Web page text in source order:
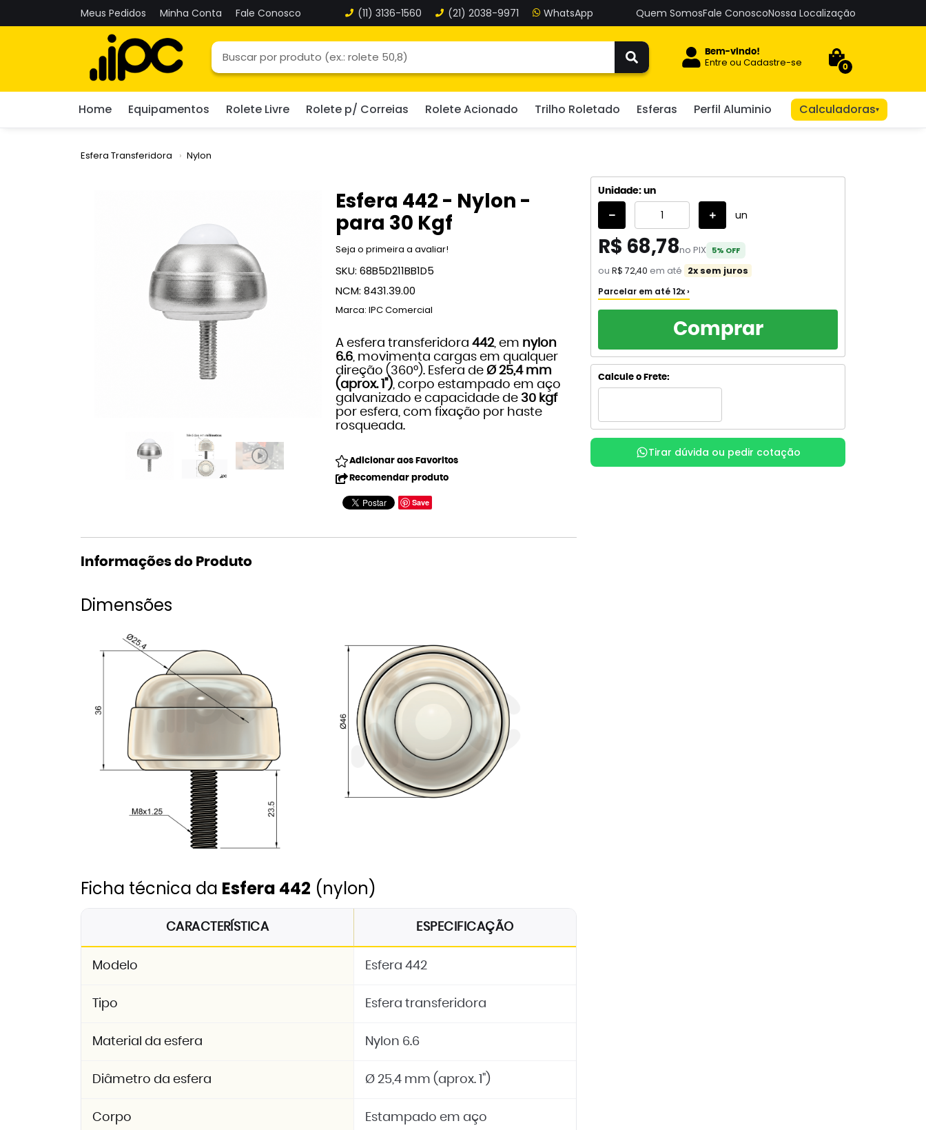
Meus Pedidos Minha Conta Fale Conosco (11) 3136-1560 (21) 2038-9971 Quem SomosFale ConoscoNossa Localização
Bem-vindo!
Entre ouCadastre-se 0
Home Equipamentos Rolete Livre Rolete p/ Correias Rolete Acionado Trilho Roletado Esferas Perfil Aluminio Calculadoras▾
Esfera Transferidora Nylon
Esfera 442 - Nylon -
para 30 Kgf
Seja o primeira a avaliar!
SKU: 68B5D211BB1D5
NCM: 8431.39.00
Marca: IPC Comercial
A esfera transferidora 442, em nylon
6.6, movimenta cargas em qualquer
direção (360°). Esfera de Ø 25,4 mm
(aprox. 1"), corpo estampado em aço
galvanizado e capacidade de 30 kgf
por esfera, com fixação por haste
rosqueada.
Adicionar aos Favoritos
Recomendar produto
Save
Unidade: un
un
R$ 68,78no PIX 5% OFF
ouR$ 72,40 em até 2x sem juros
Parcelar em até 12x ›
2xde R$ 36,20 R$ 72,40
R$ 80,62
com juros
5xde R$ 16,55 R$ 82,76
com juros
Comprar
Calcule o Frete:
Tirar dúvida ou pedir cotação
Informações do Produto
Dimensões
Ficha técnica da Esfera 442 (nylon)
CARACTERÍSTICA ESPECIFICAÇÃO
Modelo Esfera 442
Tipo Esfera transferidora
Material da esfera Nylon 6.6
Diâmetro da esfera Ø 25,4 mm (aprox. 1")
Corpo Estampado em aço